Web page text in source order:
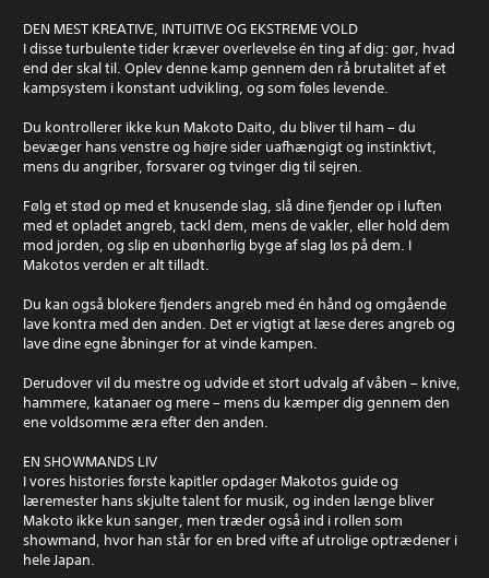
DEN MEST KREATIVE, INTUITIVE OG EKSTREME VOLD
I disse turbulente tider kræver overlevelse én ting af dig: gør, hvad
end der skal til. Oplev denne kamp gennem den rå brutalitet af et
kampsystem i konstant udvikling, og som føles levende.
Du kontrollerer ikke kun Makoto Daito, du bliver til ham – du
bevæger hans venstre og højre sider uafhængigt og instinktivt,
mens du angriber, forsvarer og tvinger dig til sejren.
Følg et stød op med et knusende slag, slå dine fjender op i luften
med et opladet angreb, tackl dem, mens de vakler, eller hold dem
mod jorden, og slip en ubønhørlig byge af slag løs på dem. I
Makotos verden er alt tilladt.
Du kan også blokere fjenders angreb med én hånd og omgående
lave kontra med den anden. Det er vigtigt at læse deres angreb og
lave dine egne åbninger for at vinde kampen.
Derudover vil du mestre og udvide et stort udvalg af våben – knive,
hammere, katanaer og mere – mens du kæmper dig gennem den
ene voldsomme æra efter den anden.
EN SHOWMANDS LIV
I vores histories første kapitler opdager Makotos guide og
læremester hans skjulte talent for musik, og inden længe bliver
Makoto ikke kun sanger, men træder også ind i rollen som
showmand, hvor han står for en bred vifte af utrolige optrædener i
hele Japan.